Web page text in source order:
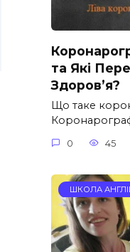
та Які
Здоров’я?
Що таке
0 45
ШКОЛА